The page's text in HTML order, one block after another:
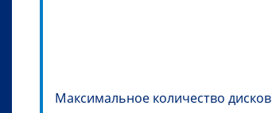
Максимальное количество дисков